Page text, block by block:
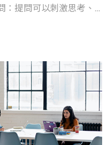
：提問可以刺激思考、
定人際關係。